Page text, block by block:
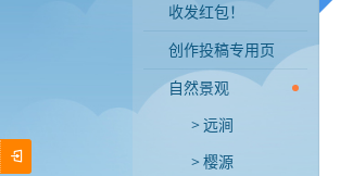
收发红包！
创作投稿专用页
自然景观
远涧
樱源